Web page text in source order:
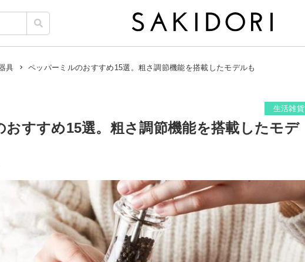
具 ペッパーミルのおすすめ15選。粗さ調節機能を搭載したモデルも
生活雑貨
おすすめ15選。粗さ調節機能を搭載したモデ